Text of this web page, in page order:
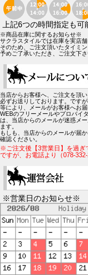
上記6つの時間指定も可
※商品在庫に関するお知らせ※
サクラスタイルでは在庫を実店
そのため、ご注文頂いたタイミ
予めご了承いただき、ご注文下
当店からお客様へ、ご注文を頂
必ずお送りしております。です
等により、メールがお客様へお
WEBのフリーメールやプロバイ
は、当店からのメールが迷惑メ
ます。
もしも、当店からのメールが届
確認ください。
※ご注文後【3営業日】を過ぎ
ですが、お電話より（078-
※営業日のお知らせ※